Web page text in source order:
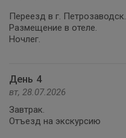
Переезд в г. Петрозаводск.
Размещение в отеле.
Ночлег.
День 4
вт, 28.07.2026
Завтрак.
Отъезд на экскурсию